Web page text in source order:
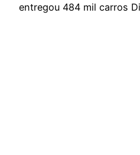
entregou 484 mil carros